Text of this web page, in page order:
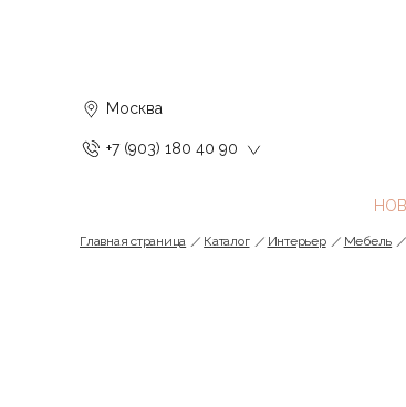
Москва
+7 (903) 180 40 90
Главная страница Каталог Интерьер Мебель